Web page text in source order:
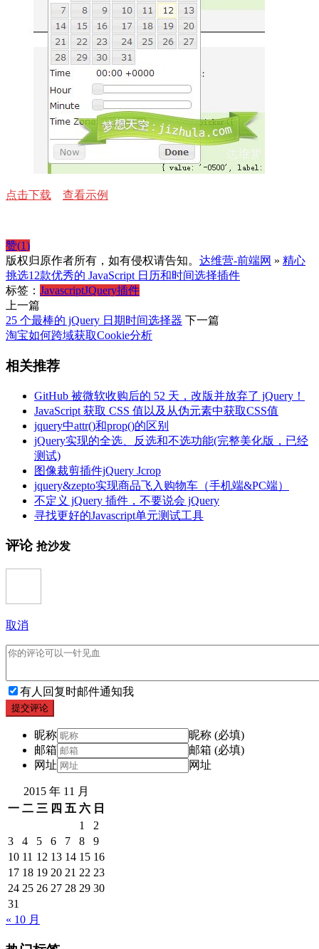
点击下载 查看示例
赞(1)
版权归原作者所有，如有侵权请告知。 达维营-前端网 » 精心
挑选12款优秀的 JavaScript 日历和时间选择插件
标签： JavascriptJQuery插件
上一篇
25 个最棒的 jQuery 日期时间选择器 下一篇
淘宝如何跨域获取Cookie分析
相关推荐
GitHub 被微软收购后的 52 天，改版并放弃了 jQuery！
JavaScript 获取 CSS 值以及从伪元素中获取CSS值
jquery中attr()和prop()的区别
jQuery实现的全选、反选和不选功能(完整美化版，已经
测试)
图像裁剪插件jQuery Jcrop
jquery&zepto实现商品飞入购物车（手机端&PC端）
不定义 jQuery 插件，不要说会 jQuery
寻找更好的Javascript单元测试工具
评论 抢沙发
取消
有人回复时邮件通知我
提交评论
昵称
昵称 (必填)
邮箱
邮箱 (必填)
网址
网址
2015 年 11 月
一 二 三 四 五 六 日
1
2
3
4 5 6 7 8
9
10 11 12 13 14 15 16
17 18 19 20 21 22 23
24 25 26 27 28 29 30
31
« 10 月